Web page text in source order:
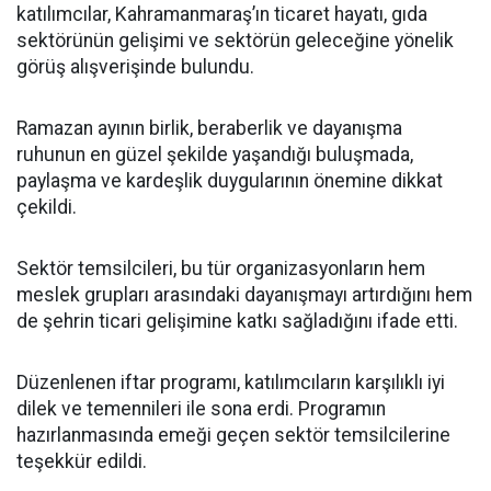
katılımcılar, Kahramanmaraş’ın ticaret hayatı, gıda
sektörünün gelişimi ve sektörün geleceğine yönelik
görüş alışverişinde bulundu.
Ramazan ayının birlik, beraberlik ve dayanışma
ruhunun en güzel şekilde yaşandığı buluşmada,
paylaşma ve kardeşlik duygularının önemine dikkat
çekildi.
Sektör temsilcileri, bu tür organizasyonların hem
meslek grupları arasındaki dayanışmayı artırdığını hem
de şehrin ticari gelişimine katkı sağladığını ifade etti.
Düzenlenen iftar programı, katılımcıların karşılıklı iyi
dilek ve temennileri ile sona erdi. Programın
hazırlanmasında emeği geçen sektör temsilcilerine
teşekkür edildi.